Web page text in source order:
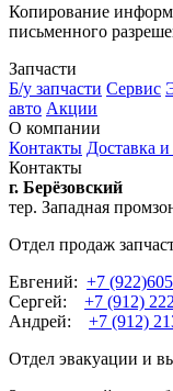
Копирование
письменного
Запчасти
Б/у запчасти Сервис
авто Акции
О компании
Контакты Доставка и
Контакты
г. Берёзовский
тер. Западная
Отдел продаж
Евгений: +7
Сергей: +7 (912)
Андрей: +7 (912)
Отдел эвакуации и